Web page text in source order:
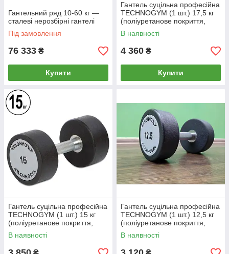
Гантельний ряд 10-60 кг —
сталеві нерозбірні гантелі
Під замовлення
76 333 ₴
Купити
Гантель суцільна професійна
TECHNOGYM (1 шт.) 17,5 кг
(поліуретанове покриття,
вага 17,5 кг)
В наявності
4 360 ₴
Купити
Гантель суцільна професійна
TECHNOGYM (1 шт.) 15 кг
(поліуретанове покриття,
вага 15 кг)
В наявності
Гантель суцільна професійна
TECHNOGYM (1 шт.) 12,5 кг
(поліуретанове покриття,
вага 12,5 кг)
В наявності